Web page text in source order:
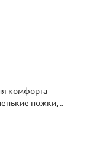
комфорта
ножки, ..